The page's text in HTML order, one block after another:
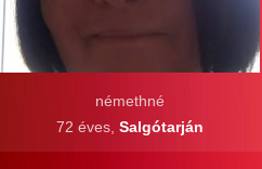
némethné
72 éves, Salgótarján